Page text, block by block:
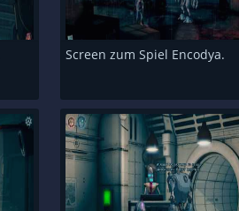
Screen zum Spiel Encodya.